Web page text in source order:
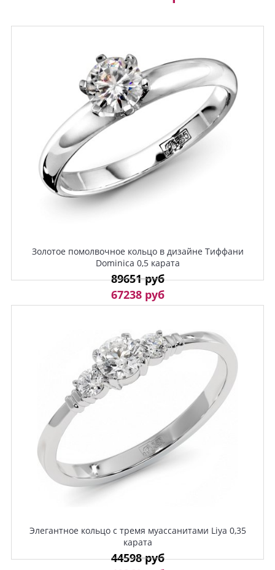
Золотое помолвочное кольцо в дизайне Тиффани
Dominica 0,5 карата
89651 руб
67238 руб
Элегантное кольцо с тремя муассанитами Liya 0,35
карата
44598 руб